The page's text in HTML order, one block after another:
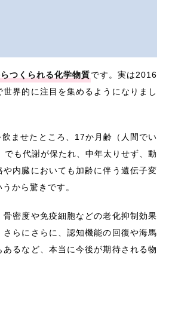
つくられる化学物質です。実は2016
界的に注目を集めるようになりまし
ませたところ、17か月齢（人間でい
でも代謝が保たれ、中年太りせず、動
内臓においても加齢に伴う遺伝子変
から驚きです。
骨密度や免疫細胞などの老化抑制効果
さらにさらに、認知機能の回復や海馬
るなど、本当に今後が期待される物